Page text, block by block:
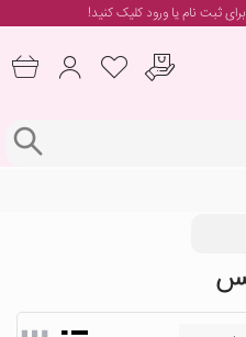
ثبت نام یا ورودکلیک کنید!